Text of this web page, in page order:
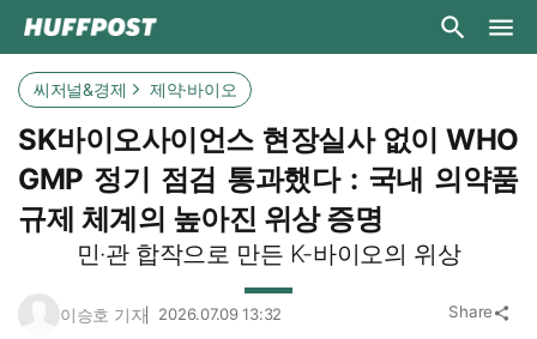
씨저널&경제 제약·바이오
SK바이오사이언스 현장실사 없이 WHO
GMP 정기 점검 통과했다 : 국내 의약품
규제 체계의 높아진 위상 증명
민·관 합작으로 만든 K-바이오의 위상
이승호 기자 2026.07.09 13:32 Share share